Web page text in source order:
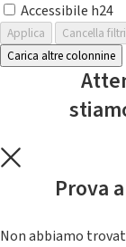
Accessibile h24
Applica
Cancella filtri
Carica altre colonnine
Prova
Non abbiamo